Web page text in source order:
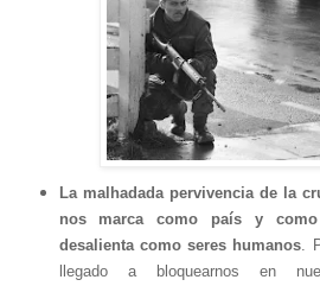
La malhadada pervivencia de la
nos marca como país y
desalienta como seres humanos .
llegado a bloquearnos en